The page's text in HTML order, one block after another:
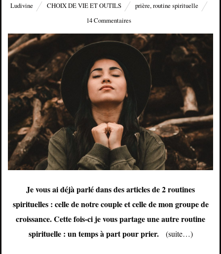
Ludivine CHOIX DE VIE ET OUTILS prière,routine spirituelle
14 Commentaires
Je vous ai déjà parlé dans des articles de 2 routines
spirituelles : celle de notre couple et celle de mon groupe de
croissance. Cette fois-ci je vous partage une autre routine
spirituelle : un temps à part pour prier.
(suite…)